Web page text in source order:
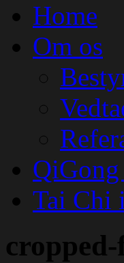
Home
Om os
Tai Chi